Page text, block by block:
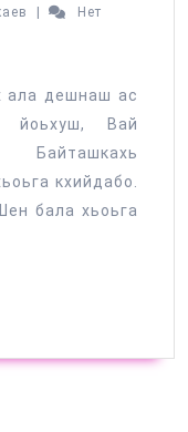
Асхаб
Нет
ала дешнаш ас
йоьхуш, Вай
Байташкахь
кхийдабо.
бала хьоьга